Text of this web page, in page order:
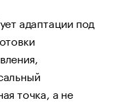
адаптации под
точка, а не